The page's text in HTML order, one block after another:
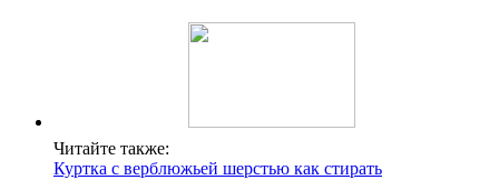
Читайте также:
Куртка с верблюжьей шерстью как стирать